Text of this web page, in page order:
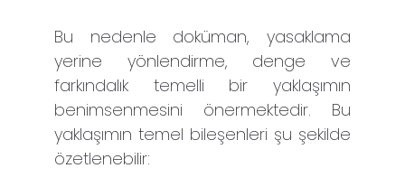
Bu nedenle doküman, yasaklama
yerine yönlendirme, denge ve
farkındalık temelli bir yaklaşımın
benimsenmesini önermektedir. Bu
yaklaşımın temel bileşenleri şu şekilde
özetlenebilir: